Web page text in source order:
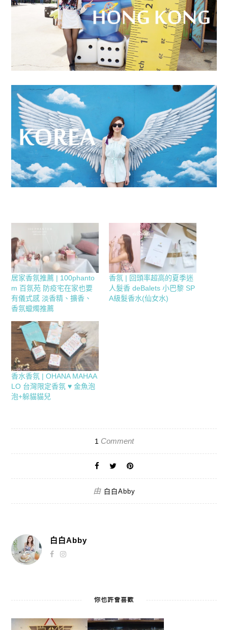
居家香氛推薦 | 100phanto
m 百氛苑 防疫宅在家也要
有儀式感 淡香精、擴香、
香氛蠟燭推薦
香氛 | 回頭率超高的夏季迷
人髮香 deBalets 小巴黎 SP
A級髮香水(仙女水)
香水香氛 | OHANA MAHAA
LO 台灣限定香氛 ♥ 金魚泡
泡+躲貓貓兒
1 Comment
由 白白Abby
白白Abby
你也許會喜歡